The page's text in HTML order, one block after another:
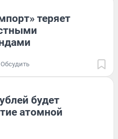
теряет
Обсудить
будет
атомной